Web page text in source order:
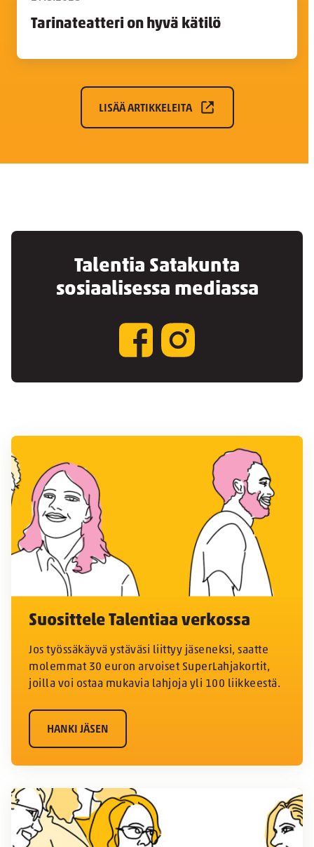
Tarinateatteri on hyvä kätilö
LISÄÄ ARTIKKELEITA
Talentia Satakunta
sosiaalisessa mediassa
Suosittele Talentiaa verkossa
Jos työssäkäyvä ystäväsi liittyy jäseneksi, saatte
molemmat 30 euron arvoiset SuperLahjakortit,
joilla voi ostaa mukavia lahjoja yli 100 liikkeestä.
HANKI JÄSEN